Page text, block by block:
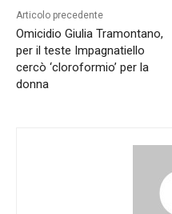
Articolo precedente
Omicidio Giulia Tramontano,
per il teste Impagnatiello
cercò ‘cloroformio’ per la
donna